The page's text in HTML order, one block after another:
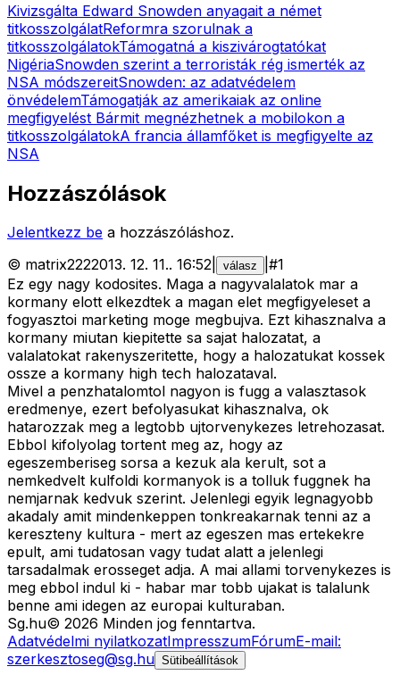
Kivizsgálta Edward Snowden anyagait a német
titkosszolgálatReformra szorulnak a
titkosszolgálatokTámogatná a kiszivárogtatókat
NigériaSnowden szerint a terroristák rég ismerték az
NSA módszereitSnowden: az adatvédelem
önvédelemTámogatják az amerikaiak az online
megfigyelést Bármit megnézhetnek a mobilokon a
titkosszolgálatokA francia államfőket is megfigyelte az
NSA
Hozzászólások
Jelentkezz be a hozzászóláshoz.
© matrix2222013. 12. 11.. 16:52 válasz #1
Ez egy nagy kodosites. Maga a nagyvalalatok mar a
kormany elott elkezdtek a magan elet megfigyeleset a
fogyasztoi marketing moge megbujva. Ezt kihasznalva a
kormany miutan kiepitette sa sajat halozatat, a
valalatokat rakenyszeritette, hogy a halozatukat kossek
ossze a kormany high tech halozataval.
Mivel a penzhatalomtol nagyon is fugg a valasztasok
eredmenye, ezert befolyasukat kihasznalva, ok
hatarozzak meg a legtobb ujtorvenykezes letrehozasat.
Ebbol kifolyolag tortent meg az, hogy az
egeszemberiseg sorsa a kezuk ala kerult, sot a
nemkedvelt kulfoldi kormanyok is a tolluk fuggnek ha
nemjarnak kedvuk szerint. Jelenlegi egyik legnagyobb
akadaly amit mindenkeppen tonkreakarnak tenni az a
kereszteny kultura - mert az egeszen mas ertekekre
epult, ami tudatosan vagy tudat alatt a jelenlegi
tarsadalmak erosseget adja. A mai allami torvenykezes is
meg ebbol indul ki - habar mar tobb ujakat is talalunk
benne ami idegen az europai kulturaban.
Sg.hu© 2026 Minden jog fenntartva.
Adatvédelmi nyilatkozatImpresszumFórumE-mail:
szerkesztoseg@sg.hu Sütibeállítások